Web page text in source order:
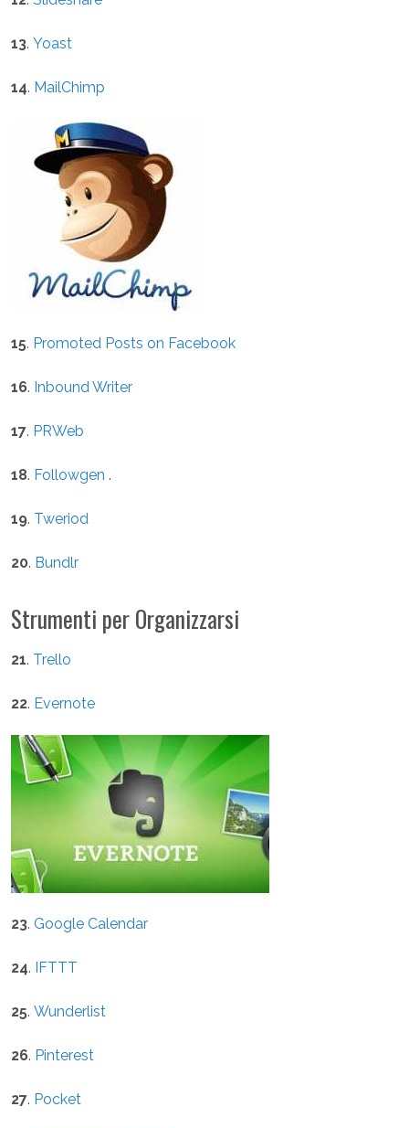
13. Yoast
14. MailChimp
15. Promoted Posts on Facebook
16. Inbound Writer
17. PRWeb
18. Followgen .
19. Tweriod
20. Bundlr
Strumenti per Organizzarsi
21. Trello
22. Evernote
23. Google Calendar
24. IFTTT
25. Wunderlist
26. Pinterest
27. Pocket